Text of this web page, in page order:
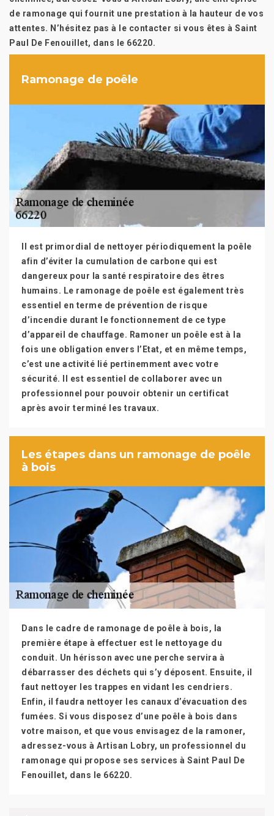
de ramonage qui fournit une prestation à la hauteur de vos
attentes. N’hésitez pas à le contacter si vous êtes à Saint
Paul De Fenouillet, dans le 66220.
Ramonage de poêle
Il est primordial de nettoyer périodiquement la poêle
afin d’éviter la cumulation de carbone qui est
dangereux pour la santé respiratoire des êtres
humains. Le ramonage de poêle est également très
essentiel en terme de prévention de risque
d’incendie durant le fonctionnement de ce type
d’appareil de chauffage. Ramoner un poêle est à la
fois une obligation envers l’Etat, et en même temps,
c’est une activité lié pertinemment avec votre
sécurité. Il est essentiel de collaborer avec un
professionnel pour pouvoir obtenir un certificat
après avoir terminé les travaux.
Les étapes dans un ramonage de poêle
à bois
Dans le cadre de ramonage de poêle à bois, la
première étape à effectuer est le nettoyage du
conduit. Un hérisson avec une perche servira à
débarrasser des déchets qui s’y déposent. Ensuite, il
faut nettoyer les trappes en vidant les cendriers.
Enfin, il faudra nettoyer les canaux d’évacuation des
fumées. Si vous disposez d’une poêle à bois dans
votre maison, et que vous envisagez de la ramoner,
adressez-vous à Artisan Lobry, un professionnel du
ramonage qui propose ses services à Saint Paul De
Fenouillet, dans le 66220.